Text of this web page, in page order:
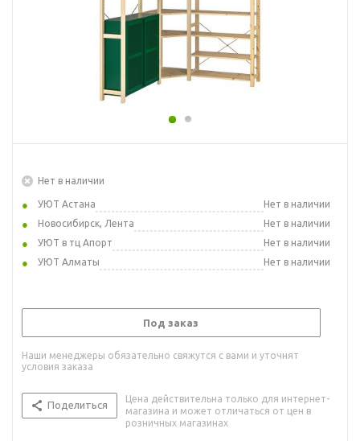
Нет в наличии
УЮТ Астана
Нет в наличии
Новосибирск, Лента
Нет в наличии
УЮТ в тц Апорт
Нет в наличии
УЮТ Алматы
Нет в наличии
Под заказ
Наши менеджеры обязательно свяжутся с вами и уточнят
условия заказа
Поделиться
Цена действительна только для интернет-
магазина и может отличаться от цен в
розничных магазинах